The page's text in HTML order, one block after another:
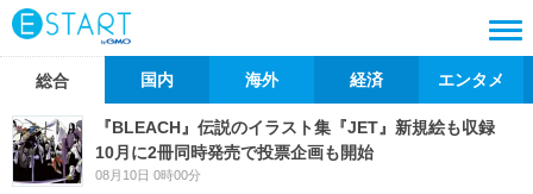
総合 国内 海外 経済 エンタメ
『BLEACH』伝説のイラスト集『JET』新規絵も収録
10月に2冊同時発売で投票企画も開始
08月10日 0時00分